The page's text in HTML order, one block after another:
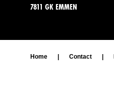
7811 GK EMMEN
Home Contact